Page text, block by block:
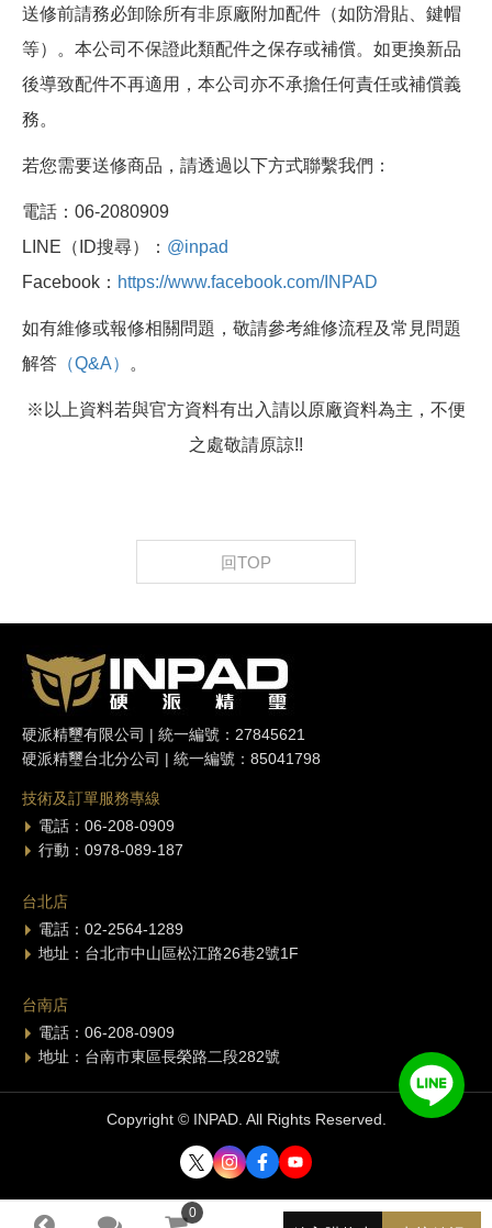
0
送修前請務必卸除所有非原廠附加配件（如防滑貼、鍵帽
等）。本公司不保證此類配件之保存或補償。如更換新品
後導致配件不再適用，本公司亦不承擔任何責任或補償義
務。
若您需要送修商品，請透過以下方式聯繫我們：
電話：06-2080909
LINE（ID搜尋）： @inpad
Facebook： https://www.facebook.com/INPAD
如有維修或報修相關問題，敬請參考維修流程及常見問題
解答 （Q&A） 。
※以上資料若與官方資料有出入請以原廠資料為主，不便
之處敬請原諒!!
回TOP
硬派精璽有限公司 | 統一編號：27845621
硬派精璽台北分公司 | 統一編號：85041798
技術及訂單服務專線
電話：06-208-0909
行動：0978-089-187
台北店
電話：02-2564-1289
地址：台北市中山區松江路26巷2號1F
台南店
電話：06-208-0909
地址：台南市東區長榮路二段282號
Copyright © INPAD. All Rights Reserved.
0